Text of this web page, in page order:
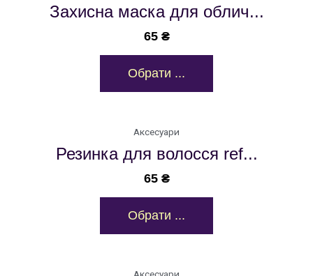
Захисна маска для облич...
65 ₴
Обрати ...
Аксесуари
Резинка для волосся ref...
65 ₴
Обрати ...
Аксесуари